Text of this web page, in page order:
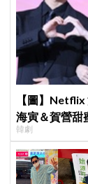
【圖】
海寅＆賀營甜
待
韓劇